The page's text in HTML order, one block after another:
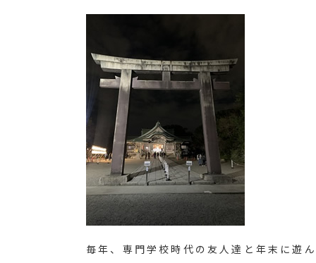
毎年、専門学校時代の友人達と年末に遊